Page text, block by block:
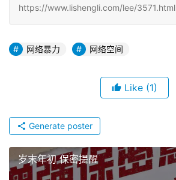
https://www.lishengli.com/lee/3571.html
网络暴力 网络空间
Like (1)
Generate poster
岁末年初 保密提醒